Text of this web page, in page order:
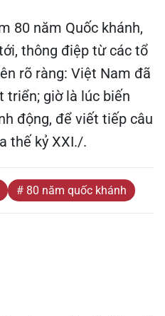
80 năm Quốc khánh,
thông điệp từ các tổ
rõ ràng: Việt Nam đã
triển; giờ là lúc biến
động, để viết tiếp câu
thế kỷ XXI./.
# 80 năm quốc khánh